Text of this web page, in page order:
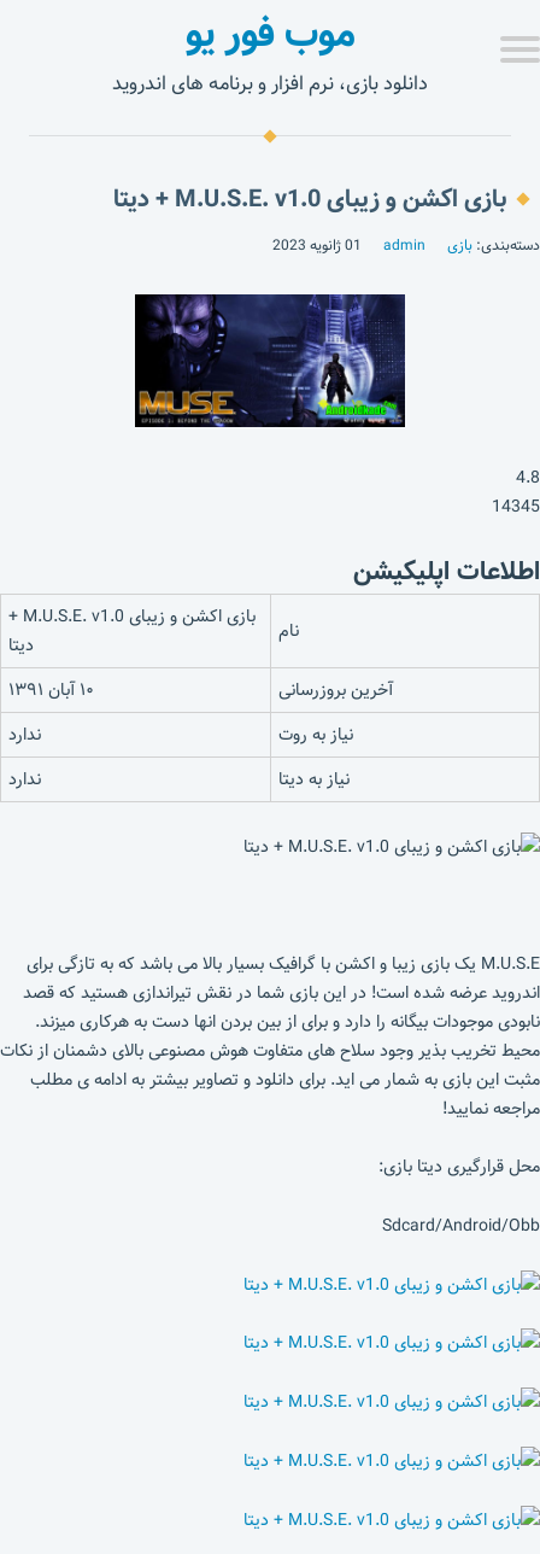
موب فور یو
دانلود بازی، نرم افزار و برنامه های اندروید
بازی اکشن و زیبای M.U.S.E. v1.0 + دیتا
دسته‌بندی: بازی admin 01 ژانویه 2023
4.8
14345
اطلاعات اپلیکیشن
نام
بازی اکشن و زیبای M.U.S.E. v1.0 +
دیتا
آخرین بروزرسانی
۱۰ آبان ۱۳۹۱
نیاز به روت
ندارد
نیاز به دیتا
ندارد
M.U.S.E یک بازی زیبا و اکشن با گرافیک بسیار بالا می باشد که به تازگی برای
اندروید عرضه شده است! در این بازی شما در نقش تیراندازی هستید که قصد
نابودی موجودات بیگانه را دارد و برای از بین بردن انها دست به هرکاری میزند.
محیط تخریب بذیر وجود سلاح های متفاوت هوش مصنوعی بالای دشمنان از نکات
مثبت این بازی به شمار می اید. برای دانلود و تصاویر بیشتر به ادامه ی مطلب
مراجعه نمایید!
محل قرارگیری دیتا بازی:
Sdcard/Android/Obb